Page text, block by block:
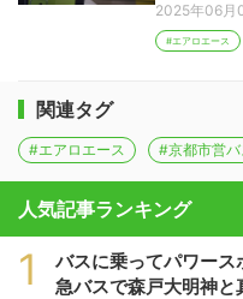
2025年06月
#エアロエース
関連タグ
#エアロエース #京都市営バ
人気記事ランキング
1
バスに乗ってパワー
急バスで森戸大明神と